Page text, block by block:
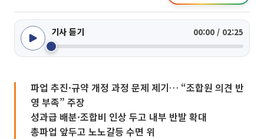
기사 듣기 00:00 / 02:25
파업 추진·규약 개정 과정 문제 제기… “조합원 의견 반
영 부족” 주장
성과급 배분·조합비 인상 두고 내부 반발 확대
총파업 앞두고 노노갈등 수면 위